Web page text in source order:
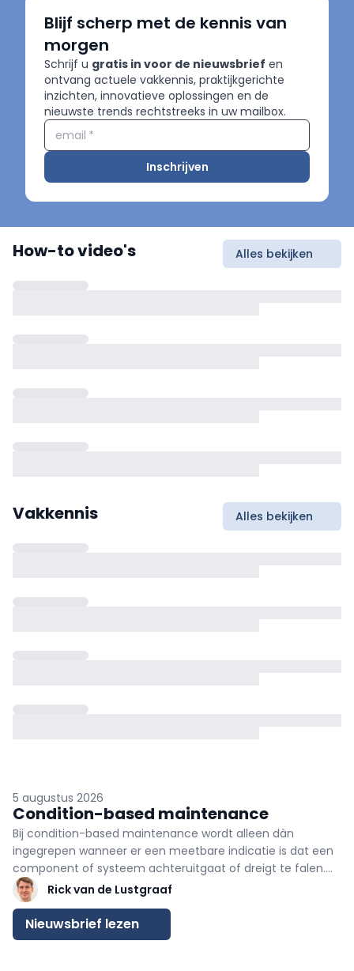
Blijf scherp met de kennis van
morgen
Schrijf u gratis in voor de nieuwsbrief en
ontvang actuele vakkennis, praktijkgerichte
inzichten, innovatieve oplossingen en de
nieuwste trends rechtstreeks in uw mailbox.
email *
Inschrijven
How-to video's Alles bekijken
Vakkennis Alles bekijken
5 augustus 2026
Condition-based maintenance
Bij condition-based maintenance wordt alleen dàn
ingegrepen wanneer er een meetbare indicatie is dat een
component of systeem achteruitgaat of dreigt te falen.
Het wordt veelvuldig toegepast in diverse industriële
sectoren, met name daar waar continuïteit cruciaal is. De
methodologie verschilt per industrietak, maar
procesmodel is uniform: dataverzameling, data-analyse,
Rick van de Lustgraaf
Nieuwsbrief lezen